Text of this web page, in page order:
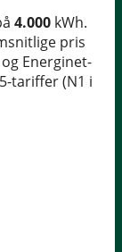
4.000 kWh.
pris
Energinet-
tariffer (N1 i